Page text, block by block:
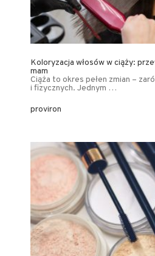
Koloryzacja włosów w ciąży:
mam
Ciąża to okres pełen zmian –
i fizycznych. Jednym …
proviron